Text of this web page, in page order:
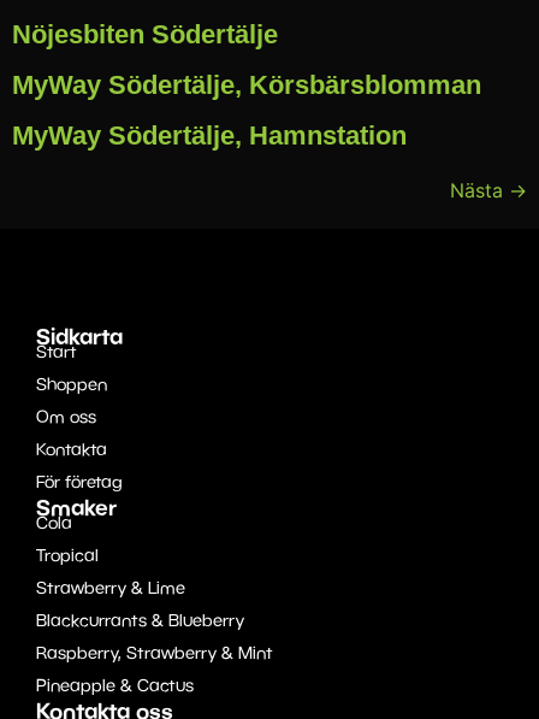
Nöjesbiten Södertälje
MyWay Södertälje, Körsbärsblomman
MyWay Södertälje, Hamnstation
Nästa →
Sidkarta
Start
Shoppen
Om oss
Kontakta
För företag
Smaker
Cola
Tropical
Strawberry & Lime
Blackcurrants & Blueberry
Raspberry, Strawberry & Mint
Pineapple & Cactus
Kontakta oss